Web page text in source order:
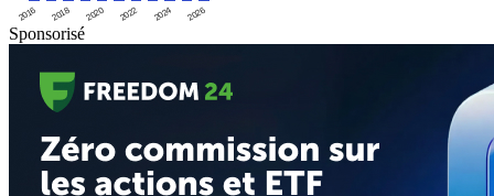
2016 2018 2020 2022 2024 2026
Sponsorisé